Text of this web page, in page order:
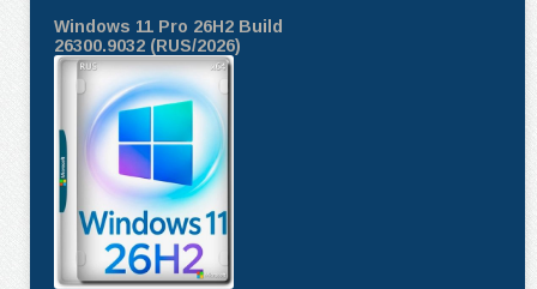
Windows 11 Pro 26H2 Build
26300.9032 (RUS/2026)